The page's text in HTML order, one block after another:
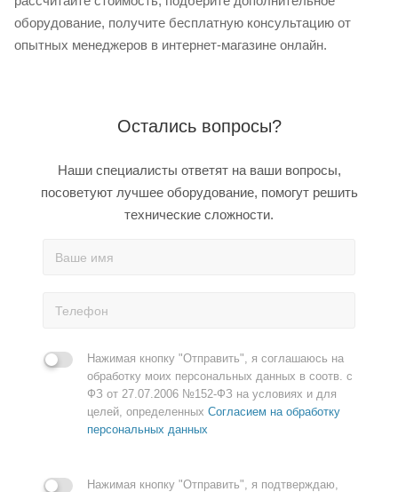
оборудование, получите бесплатную консультацию от
опытных менеджеров в интернет-магазине онлайн.
Остались вопросы?
Наши специалисты ответят на ваши вопросы,
посоветуют лучшее оборудование, помогут решить
технические сложности.
Нажимая кнопку "Отправить", я соглашаюсь на
обработку моих персональных данных в соотв. с
ФЗ от 27.07.2006 №152-ФЗ на условиях и для
целей, определенных Согласием на обработку
персональных данных
Нажимая кнопку "Отправить", я подтверждаю,